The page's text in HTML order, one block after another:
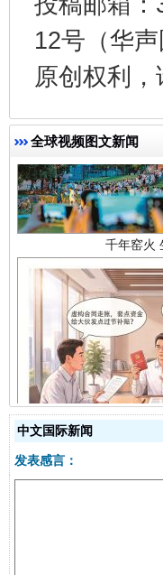
12号（华
原创权利
全球视频图文新闻
千年窑火
揭开“小金库
中文国际新闻
发表感言：